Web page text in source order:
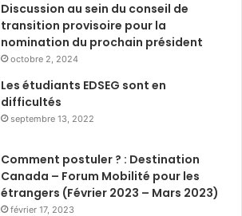
Discussion au sein du conseil de
transition provisoire pour la
nomination du prochain président
octobre 2, 2024
Les étudiants EDSEG sont en
difficultés
septembre 13, 2022
Comment postuler ? : Destination
Canada – Forum Mobilité pour les
étrangers (Février 2023 – Mars 2023)
février 17, 2023